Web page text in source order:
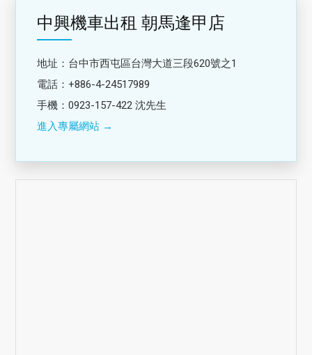
中興機車出租 朝馬逢甲店
地址：台中市西屯區台灣大道三段620號之1
電話：+886-4-24517989
手機：0923-157-422 沈先生
進入專屬網站 →